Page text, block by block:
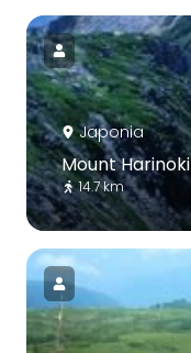
Japonia
Mount Harinoki
14.7 km